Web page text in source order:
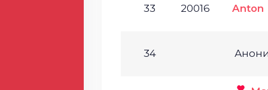
33 20016 Anton
34